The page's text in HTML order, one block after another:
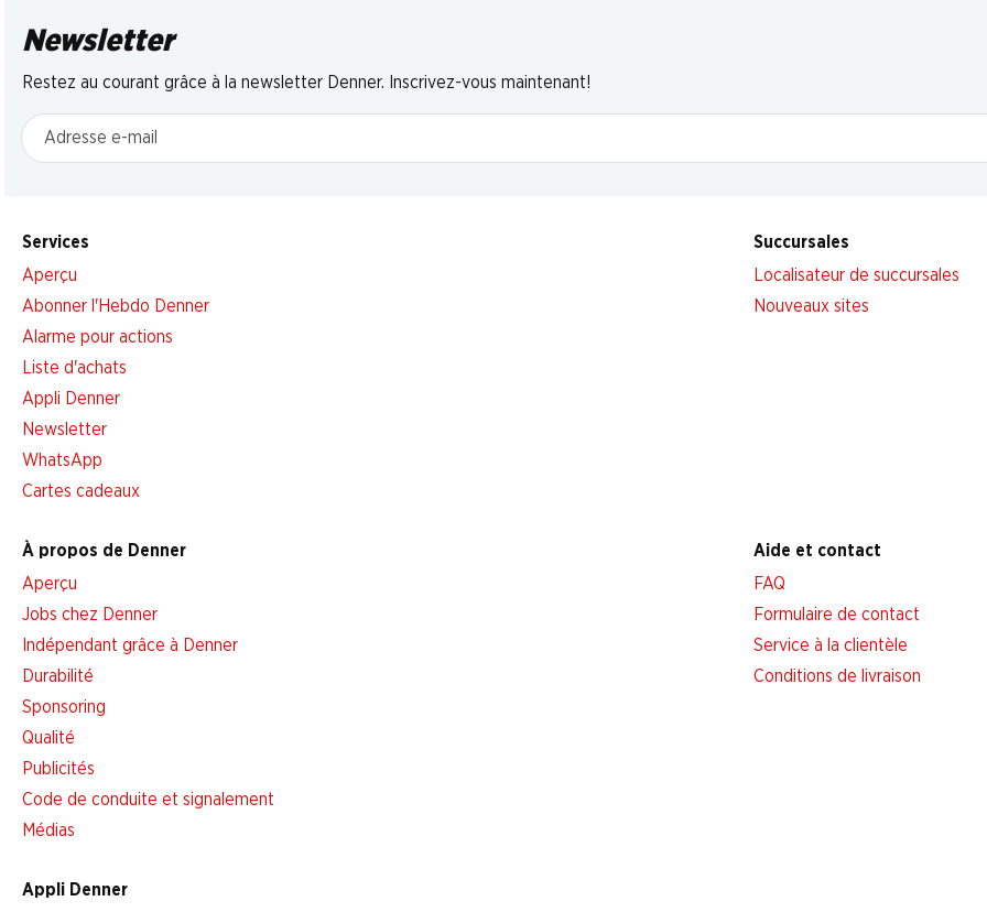
Newsletter
Restez au courant grâce à la newsletter Denner. Inscrivez-vous maintenant!
Adresse e-mail
Services
Aperçu
Abonner l'Hebdo Denner
Alarme pour actions
Liste d'achats
Appli Denner
Newsletter
WhatsApp
Cartes cadeaux
Succursales
Localisateur de succursales
Nouveaux sites
À propos de Denner
Aperçu
Jobs chez Denner
Indépendant grâce à Denner
Durabilité
Sponsoring
Qualité
Publicités
Code de conduite et signalement
Médias
Aide et contact
FAQ
Formulaire de contact
Service à la clientèle
Conditions de livraison
Appli Denner